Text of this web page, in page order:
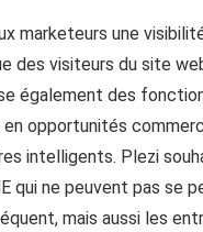
marketeurs une
des visiteurs du site
également des
opportunités
intelligents. Plezi
qui ne peuvent pas se
mais aussi les